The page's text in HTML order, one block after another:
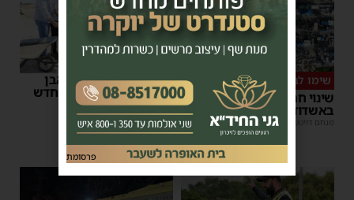
שימו לב
שינוי חריג במועד השוק
באשדוד – זה התאריך החדש
מנחם דויטש 16:07
רשות המסים הניחה אבן
פינה למתקן הבידוק החדש
בבית המכס אשדוד
משה קאהן |
15:37
פרסומת